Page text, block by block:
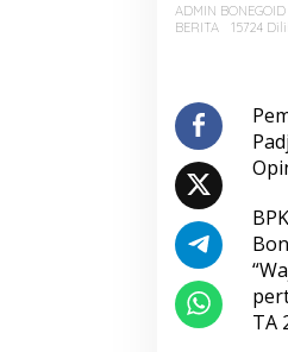
l
i
,
ADMIN BONEGOID
BERITA
15724
TA